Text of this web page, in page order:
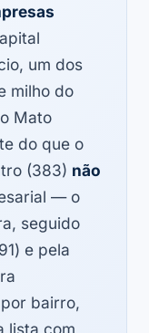
um dos
milho do
Mato
do que o
(383) não
— o
seguido
e pela
bairro,
lista com